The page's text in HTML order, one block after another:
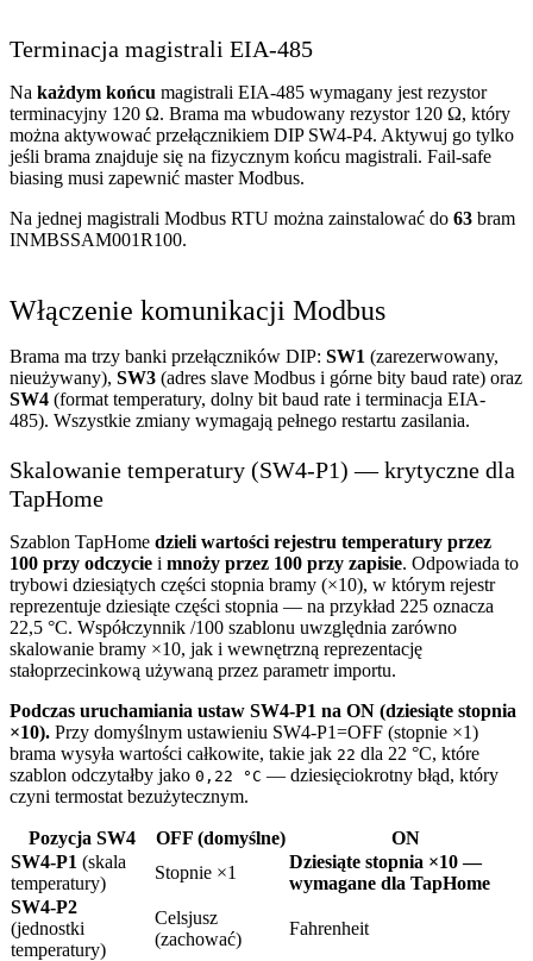
Terminacja magistrali EIA-485
Na każdym końcu magistrali EIA-485 wymagany jest rezystor
terminacyjny 120 Ω. Brama ma wbudowany rezystor 120 Ω, który
można aktywować przełącznikiem DIP SW4-P4. Aktywuj go tylko
jeśli brama znajduje się na fizycznym końcu magistrali. Fail-safe
biasing musi zapewnić master Modbus.
Na jednej magistrali Modbus RTU można zainstalować do 63 bram
INMBSSAM001R100.
Włączenie komunikacji Modbus
Brama ma trzy banki przełączników DIP: SW1 (zarezerwowany,
nieużywany), SW3 (adres slave Modbus i górne bity baud rate) oraz
SW4 (format temperatury, dolny bit baud rate i terminacja EIA-
485). Wszystkie zmiany wymagają pełnego restartu zasilania.
Skalowanie temperatury (SW4-P1) — krytyczne dla
TapHome
Szablon TapHome dzieli wartości rejestru temperatury przez
100 przy odczycie i mnoży przez 100 przy zapisie. Odpowiada to
trybowi dziesiątych części stopnia bramy (×10), w którym rejestr
reprezentuje dziesiąte części stopnia — na przykład 225 oznacza
22,5 °C. Współczynnik /100 szablonu uwzględnia zarówno
skalowanie bramy ×10, jak i wewnętrzną reprezentację
stałoprzecinkową używaną przez parametr importu.
Podczas uruchamiania ustaw SW4-P1 na ON (dziesiąte stopnia
×10). Przy domyślnym ustawieniu SW4-P1=OFF (stopnie ×1)
brama wysyła wartości całkowite, takie jak 22 dla 22 °C, które
szablon odczytałby jako 0,22 °C — dziesięciokrotny błąd, który
czyni termostat bezużytecznym.
Pozycja SW4 OFF (domyślne)
ON
SW4-P1 (skala
temperatury)
Stopnie ×1
Dziesiąte stopnia ×10 —
wymagane dla TapHome
SW4-P2
(jednostki
temperatury)
Celsjusz
(zachować)
Fahrenheit